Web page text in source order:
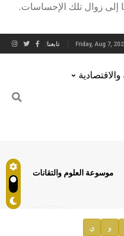
إلى زوال تلك الإحساسات.
Friday, Aug 7, تابعنا:
والاقتصادية
موسوعة العلوم والتقانات
و ي